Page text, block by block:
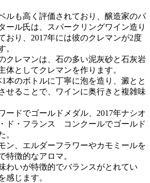
ルも高く評価されており、醸造家のパ
ール氏は、スパークリングワイン造り
おり、2017年には彼のクレマンが2度
。
クレマンは、石の多い泥灰砂と石灰岩
体としてクレマンを作ります。
本のボトルに丁寧に泡を造り、澱とと
せることで、ワインに奥行きと複雑味
ードでゴールドメダル、2017年ナシオ
ド・フランス コンクールでゴールド
。
ン、エルダーフラワーやカモミールを
特徴的なアロマ。
わいが特徴的でバランスがとれてい
感じます。